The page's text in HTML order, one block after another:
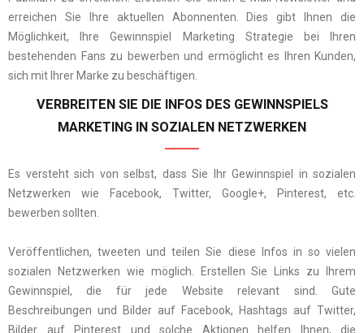
erreichen Sie Ihre aktuellen Abonnenten. Dies gibt Ihnen die
Möglichkeit, Ihre Gewinnspiel Marketing Strategie bei Ihren
bestehenden Fans zu bewerben und ermöglicht es Ihren Kunden,
sich mit Ihrer Marke zu beschäftigen.
VERBREITEN SIE DIE INFOS DES GEWINNSPIELS
MARKETING IN SOZIALEN NETZWERKEN
Es versteht sich von selbst, dass Sie Ihr Gewinnspiel in sozialen
Netzwerken wie Facebook, Twitter, Google+, Pinterest, etc.
bewerben sollten.
Veröffentlichen, tweeten und teilen Sie diese Infos in so vielen
sozialen Netzwerken wie möglich. Erstellen Sie Links zu Ihrem
Gewinnspiel, die für jede Website relevant sind. Gute
Beschreibungen und Bilder auf Facebook, Hashtags auf Twitter,
Bilder auf Pinterest und solche Aktionen helfen Ihnen, die